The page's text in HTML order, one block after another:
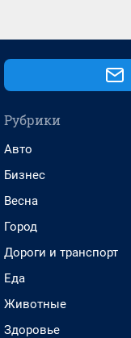
Рубрики
Авто
Бизнес
Весна
Город
Дороги и транспорт
Еда
Животные
Здоровье